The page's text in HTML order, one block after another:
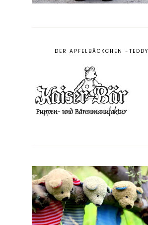
DER APFELBÄCKCHEN -TEDDY